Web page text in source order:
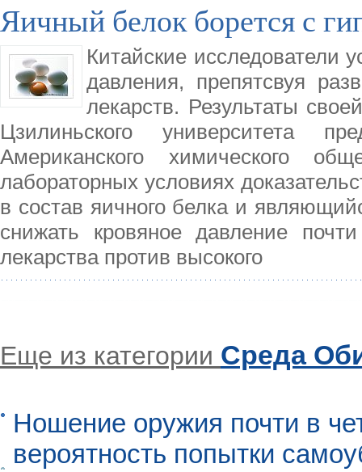
Яичный белок борется с
Китайские исследователи
давления, препятсвуя
лекарств. Результаты
Цзилиньского университета
Американского химического
лабораторных условиях
в состав яичного белка и
снижать кровяное давление
лекарства против высокого
Еще из категории Среда
Ношение оружия почти в
вероятность попытки